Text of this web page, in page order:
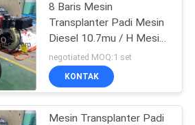
17
8 Baris Mesin
Transplanter Padi Mesin
Diesel 10.7mu / H Mesin
Budidaya Padi
negotiated MOQ:1 set
KONTAK
Mesin Transplanter Padi